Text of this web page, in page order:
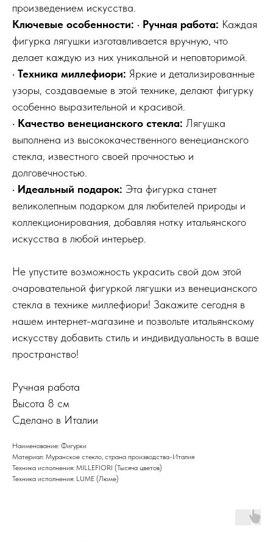
произведением искусства.
Ключевые особенности: • Ручная работа: Каждая
фигурка лягушки изготавливается вручную, что
делает каждую из них уникальной и неповторимой.
• Техника миллефиори: Яркие и детализированные
узоры, создаваемые в этой технике, делают фигурку
особенно выразительной и красивой.
• Качество венецианского стекла: Лягушка
выполнена из высококачественного венецианского
стекла, известного своей прочностью и
долговечностью.
• Идеальный подарок: Эта фигурка станет
великолепным подарком для любителей природы и
коллекционирования, добавляя нотку итальянского
искусства в любой интерьер.
Не упустите возможность украсить свой дом этой
очаровательной фигуркой лягушки из венецианского
стекла в технике миллефиори! Закажите сегодня в
нашем интернет-магазине и позвольте итальянскому
искусству добавить стиль и индивидуальность в ваше
пространство!
Ручная работа
Высота 8 см
Сделано в Италии
Наименование: Фигурки
Материал: Муранское стекло, страна производства-Италия
Техника исполнения: MILLEFIORI (Тысяча цветов)
Техника исполнения: LUME (Люме)